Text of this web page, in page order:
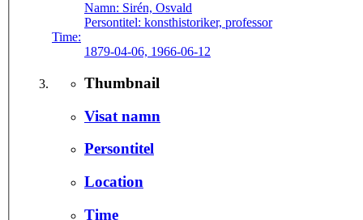
Namn: Sirén, Osvald
Persontitel: konsthistoriker, professor
Time:
1879-04-06, 1966-06-12
Thumbnail
Visat namn
Persontitel
Location
Time